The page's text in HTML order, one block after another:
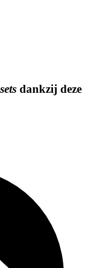
dankzij deze